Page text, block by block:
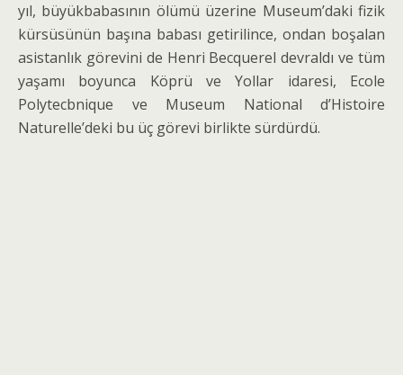
yıl, büyükbabasının ölümü üzerine Museum’daki fizik
kürsüsünün başına babası getirilince, ondan boşalan
asistanlık görevini de Henri Becquerel devraldı ve tüm
yaşamı boyunca Köprü ve Yollar idaresi, Ecole
Polytecbnique ve Museum National d’Histoire
Naturelle’deki bu üç görevi birlikte sürdürdü.